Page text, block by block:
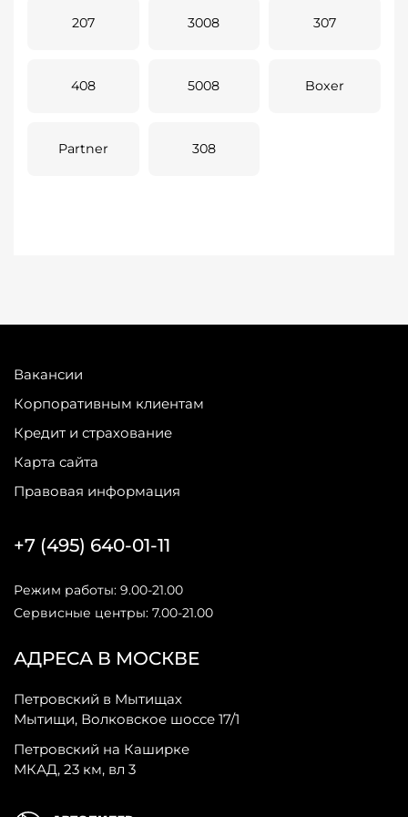
207 3008 307
408 5008 Boxer
Partner 308
Вакансии
Корпоративным клиентам
Кредит и страхование
Карта сайта
Правовая информация
АДРЕСА В МОСКВЕ
Петровский в Мытищах
Мытищи, Волковское шоссе 17/1
Петровский на Каширке
МКАД, 23 км, вл 3
+7 (495) 640-01-11
Режим работы: 9.00-21.00
Сервисные центры: 7.00-21.00